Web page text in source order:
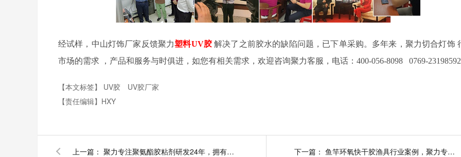
经试样，中山灯饰厂家反馈聚力塑料UV胶 解决了之前胶水的缺陷问题 ， 已下单采购。多年来，聚力切合灯饰
市场的需求 ，产品和服务与时俱进，如您有相关需求，欢迎咨询聚力客服，电话： 400-056-8098 0769-23198592
【本文标签】 UV胶
UV胶厂家
【责任编辑】 HXY
上一篇： 聚力专注聚氨酯胶粘剂研发24年，拥有专业的研发能力和检测体系 下一篇： 鱼竿环氧快干胶渔具行业案例，聚力专业24年老品牌解决粘接难题